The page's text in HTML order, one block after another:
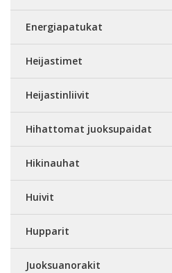
Energiapatukat
Heijastimet
Heijastinliivit
Hihattomat juoksupaidat
Hikinauhat
Huivit
Hupparit
Juoksuanorakit